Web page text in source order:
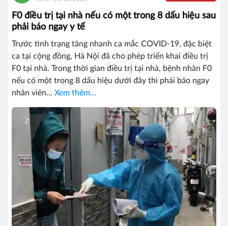
F0 điều trị tại nhà nếu có một trong 8 dấu hiệu sau
phải báo ngay y tế
Trước tình trạng tăng nhanh ca mắc COVID-19, đặc biệt
ca tại cộng đồng, Hà Nội đã cho phép triển khai điều trị
F0 tại nhà. Trong thời gian điều trị tại nhà, bệnh nhân F0
nếu có một trong 8 dấu hiệu dưới đây thì phải báo ngay
nhân viên... Xem thêm...